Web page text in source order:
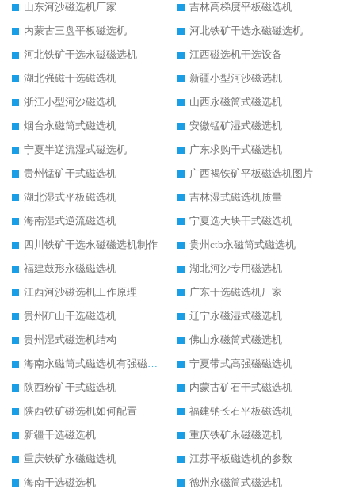
山东河沙磁选机厂家
吉林高梯度平板磁选机
内蒙古三盘平板磁选机
河北铁矿干选永磁磁选机
河北铁矿干选永磁磁选机
江西磁选机干选设备
湖北强磁干选磁选机
新疆小型河沙磁选机
浙江小型河沙磁选机
山西永磁筒式磁选机
烟台永磁筒式磁选机
安徽锰矿湿式磁选机
宁夏半逆流湿式磁选机
广东求购干式磁选机
贵州锰矿干式磁选机
广西褐铁矿平板磁选机图片
湖北湿式平板磁选机
吉林湿式磁选机质量
海南湿式逆流磁选机
宁夏选大块干式磁选机
四川铁矿干选永磁磁选机制作
贵州ctb永磁筒式磁选机
福建鼓形永磁磁选机
湖北河沙专用磁选机
江西河沙磁选机工作原理
广东干选磁选机厂家
贵州矿山干选磁选机
辽宁永磁湿式磁选机
贵州湿式磁选机结构
佛山永磁筒式磁选机
海南永磁筒式磁选机有强磁的吗
宁夏带式高强磁磁选机
陕西粉矿干式磁选机
内蒙古矿石干式磁选机
陕西铁矿磁选机如何配置
福建钠长石平板磁选机
新疆干选磁选机
重庆铁矿永磁磁选机
重庆铁矿永磁磁选机
江苏平板磁选机的参数
海南干选磁选机
德州永磁筒式磁选机